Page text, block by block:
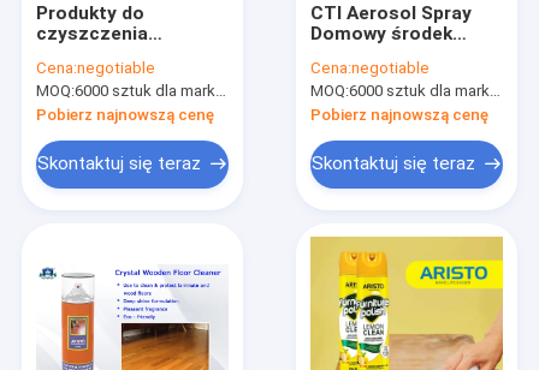
Produkty do
czyszczenia
domowego
Czyszczenie pianki
dywanowej / Środki
do czyszczenia
tapicerki ze skóry
Cena:negotiable
MOQ:6000 sztuk dla marki Aristo, 15000 sztuk dla marki klienta
Pobierz najnowszą cenę
Skontaktuj się teraz
CTI Aerosol Spray
Domowy środek
400 ml
szybkoschnący
wypełniacz w sprayu
Cena:negotiable
MOQ:6000 sztuk dla marki Aristo, 15000 sztuk dla marki klienta;
Pobierz najnowszą cenę
Skontaktuj się teraz